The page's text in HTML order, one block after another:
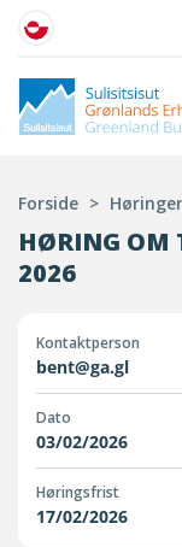
Forside > Høringer
HØRING OM
2026
Kontaktperson
bent@ga.gl
Dato
03/02/2026
Høringsfrist
17/02/2026